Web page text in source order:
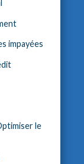
impayées
le